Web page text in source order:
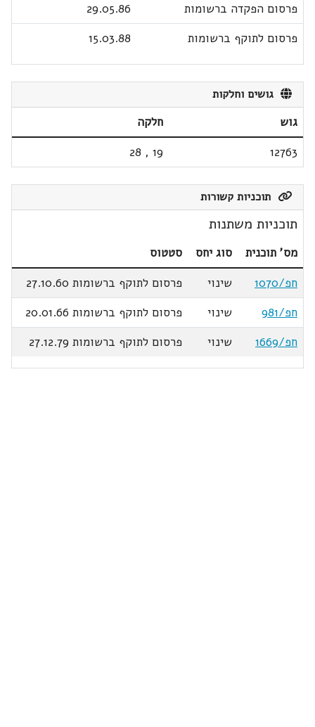
פרסום הפקדה ברשומות
29.05.86
פרסום לתוקף ברשומות
15.03.88
גושים וחלקות
גוש
חלקה
12763
19
,
28
תוכניות קשורות
תוכניות משתנות
מס' תוכנית סוג יחס
סטטוס
חפ/1070
שינוי
פרסום לתוקף ברשומות 27.10.60
חפ/981
שינוי
פרסום לתוקף ברשומות 20.01.66
חפ/1669
שינוי פרסום לתוקף ברשומות 27.12.79